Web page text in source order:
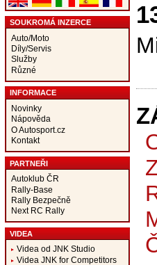
SOUKROMÁ INZERCE
Auto/Moto
Díly/Servis
Služby
Různé
INFORMACE
Novinky
Nápověda
O Autosport.cz
Kontakt
PARTNEŘI
Autoklub ČR
Rally-Base
Rally Bezpečně
Next RC Rally
VIDEA
Videa od JNK Studio
Videa JNK for Competitors